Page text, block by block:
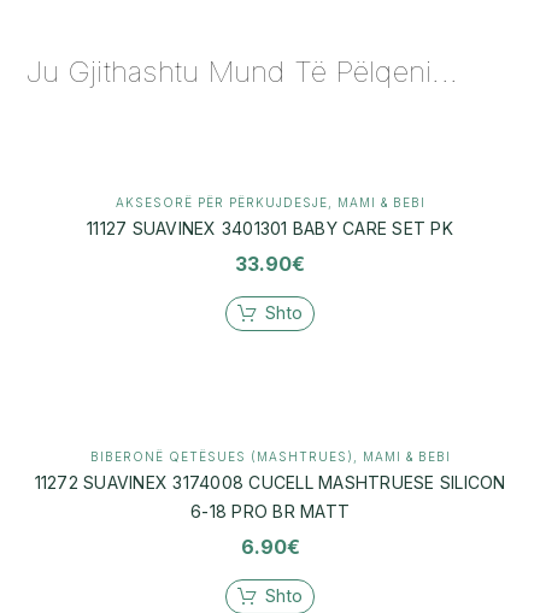
Ju Gjithashtu Mund Të Pëlqeni...
AKSESORË PËR PËRKUJDESJE MAMI & BEBI
11127 SUAVINEX 3401301 BABY CARE SET PK
33.90€
Shto
BIBERONË QETËSUES (MASHTRUES) MAMI & BEBI
11272 SUAVINEX 3174008 CUCELL MASHTRUESE SILICON
6-18 PRO BR MATT
6.90€
Shto